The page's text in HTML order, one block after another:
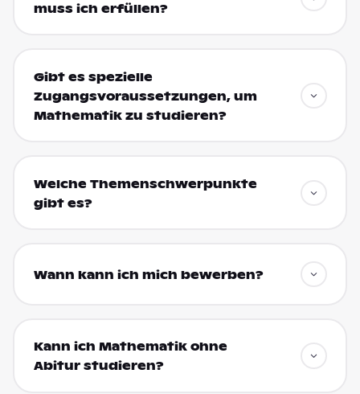
muss ich erfüllen?
Gibt es spezielle
Zugangsvoraussetzungen, um
Mathematik zu studieren?
Welche Themenschwerpunkte
gibt es?
Wann kann ich mich bewerben?
Kann ich Mathematik ohne
Abitur studieren?